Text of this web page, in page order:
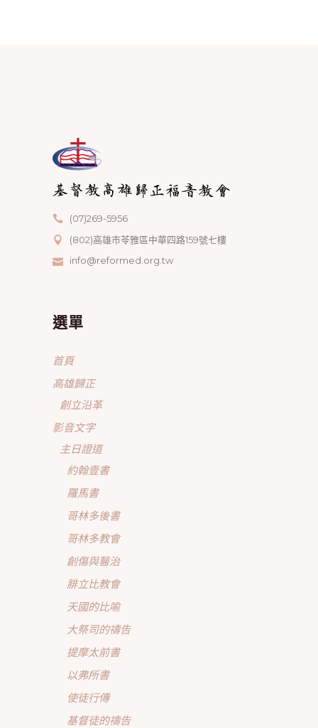
(07)269-5956
(802)高雄市苓雅區中華四路159號七樓
info@reformed.org.tw
選單
首頁
高雄歸正
創立沿革
影音文字
主日證道
約翰壹書
羅馬書
哥林多後書
哥林多教會
創傷與醫治
腓立比教會
天國的比喻
大祭司的禱告
提摩太前書
以弗所書
使徒行傳
基督徒的禱告